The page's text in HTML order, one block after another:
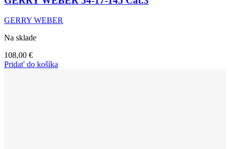
GERRY WEBER
Na sklade
108,00 €
Pridať do košíka